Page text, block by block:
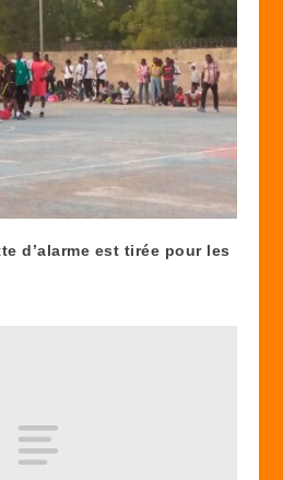
d’alarme est tirée pour les